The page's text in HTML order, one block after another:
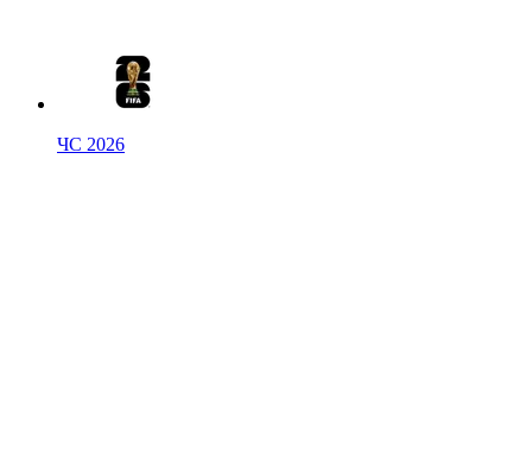
ЧС 2026